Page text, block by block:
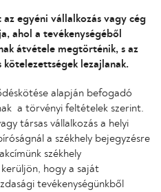
egyéni vállalkozás vagy cég
ahol a tevékenységéből
átvétele megtörténik, s az
kötelezettségek lezajlanak.
alapján befogadó
a törvényi feltételek szerint.
társas vállalkozás a helyi
a székhely bejegyzésre
székhely
hogy a saját
tevékenységünkből